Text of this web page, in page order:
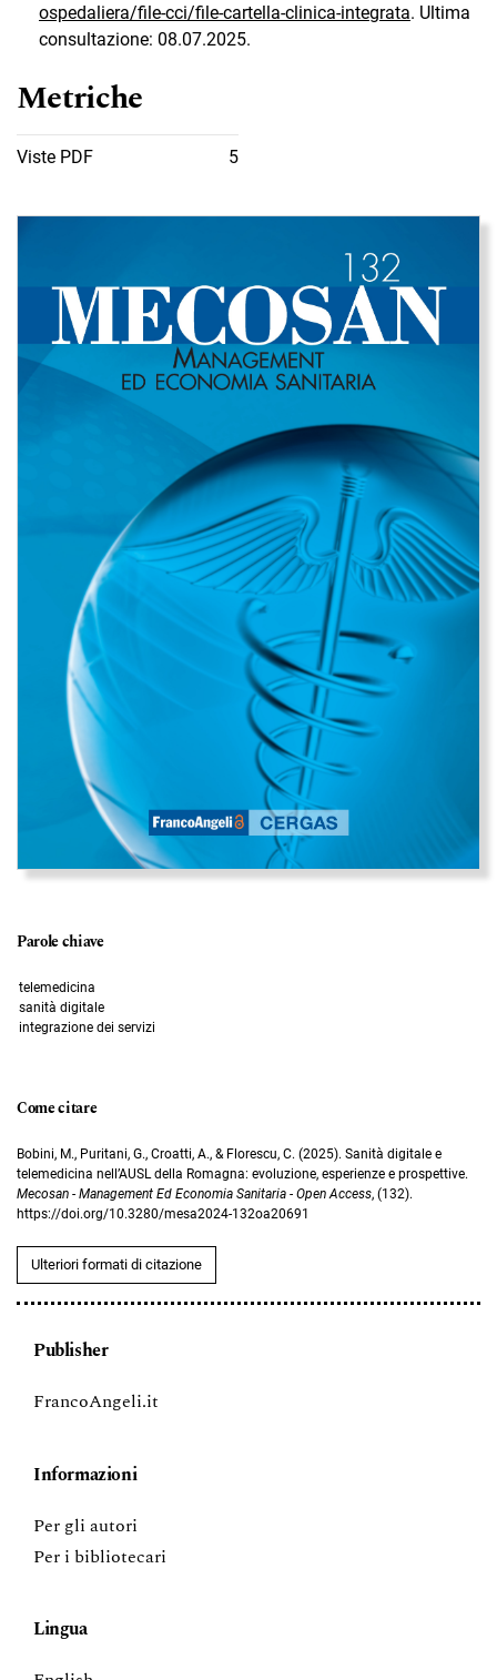
ospedaliera/file-cci/file-cartella-clinica-integrata. Ultima
consultazione: 08.07.2025.
Metriche
Viste PDF 5
Immagine di copertina
Parole chiave
telemedicina
sanità digitale
integrazione dei servizi
Come citare
Bobini, M., Puritani, G., Croatti, A., & Florescu, C. (2025). Sanità digitale e
telemedicina nell’AUSL della Romagna: evoluzione, esperienze e prospettive.
Mecosan - Management Ed Economia Sanitaria - Open Access, (132).
https://doi.org/10.3280/mesa2024-132oa20691
Ulteriori formati di citazione
Publisher
FrancoAngeli.it
Informazioni
Per gli autori
Per i bibliotecari
Lingua